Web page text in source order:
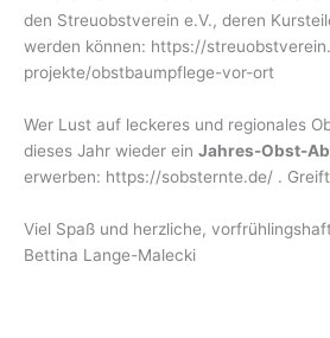
den Streuobstverein e.V., deren
werden können: https://
projekte/obstbaumpflege-vor-ort
Wer Lust auf leckeres und regionales
dieses Jahr wieder ein Jahres-Obst-
erwerben: https://sobsternte.de/ .
Viel Spaß und herzliche,
Bettina Lange-Malecki